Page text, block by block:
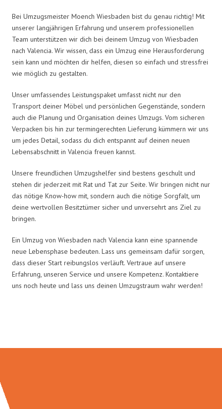
Bei Umzugsmeister Moench Wiesbaden bist du genau richtig! Mit
unserer langjährigen Erfahrung und unserem professionellen
Team unterstützen wir dich bei deinem Umzug von Wiesbaden
nach Valencia. Wir wissen, dass ein Umzug eine Herausforderung
sein kann und möchten dir helfen, diesen so einfach und stressfrei
wie möglich zu gestalten.
Unser umfassendes Leistungspaket umfasst nicht nur den
Transport deiner Möbel und persönlichen Gegenstände, sondern
auch die Planung und Organisation deines Umzugs. Vom sicheren
Verpacken bis hin zur termingerechten Lieferung kümmern wir uns
um jedes Detail, sodass du dich entspannt auf deinen neuen
Lebensabschnitt in Valencia freuen kannst.
Unsere freundlichen Umzugshelfer sind bestens geschult und
stehen dir jederzeit mit Rat und Tat zur Seite. Wir bringen nicht nur
das nötige Know-how mit, sondern auch die nötige Sorgfalt, um
deine wertvollen Besitztümer sicher und unversehrt ans Ziel zu
bringen.
Ein Umzug von Wiesbaden nach Valencia kann eine spannende
neue Lebensphase bedeuten. Lass uns gemeinsam dafür sorgen,
dass dieser Start reibungslos verläuft. Vertraue auf unsere
Erfahrung, unseren Service und unsere Kompetenz. Kontaktiere
uns noch heute und lass uns deinen Umzugstraum wahr werden!